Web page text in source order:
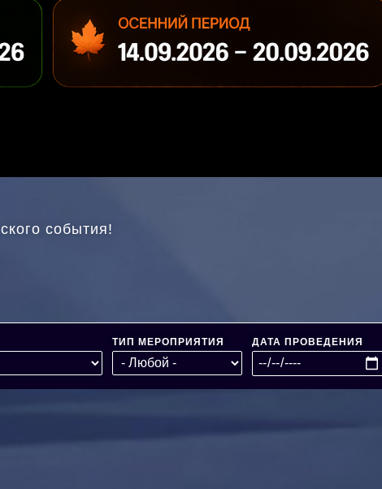
события!
ТИП МЕРОПРИЯТИЯ ДАТА ПРОВЕДЕНИЯ